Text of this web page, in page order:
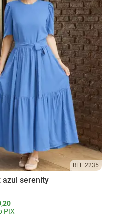
REF 2235
azul serenity
PIX